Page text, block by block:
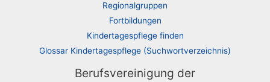
Regionalgruppen
Fortbildungen
Kindertagespflege finden
Glossar Kindertagespflege (Suchwortverzeichnis)
Berufsvereinigung der